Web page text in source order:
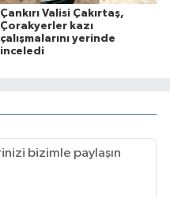
Çankırı Valisi Çakırtaş,
Çorakyerler kazı
çalışmalarını yerinde
inceledi